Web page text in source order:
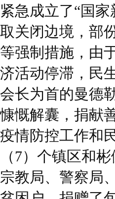
紧急成立了“国
取关闭边境，部
等强制措施，由
济活动停滞，民
会长为首的曼德
慷慨解囊，捐献
疫情防控工作和
（7）个镇区和
宗教局、警察局